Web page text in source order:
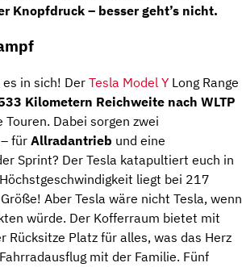
Knopfdruck – besser geht’s nicht.
in sich! Der Tesla Model Y Long Range
Kilometern Reichweite nach WLTP
Dabei sorgen zwei
für Allradantrieb und eine
Sprint? Der Tesla katapultiert euch in
liegt bei 217
Aber Tesla wäre nicht Tesla, wenn
würde. Der Kofferraum bietet mit
Platz für alles, was das Herz
mit der Familie. Fünf